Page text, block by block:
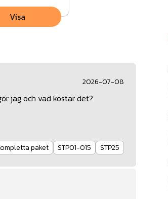
Visa
2026-07-08
jag och vad kostar det?
paket STP01-015 STP25